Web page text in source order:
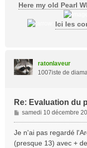
Here my old Pearl
Ici les
ratonlaveur
1007iste de
Re: Evaluation du
M
e
s
samedi 10 décembre
Je n'ai pas regardé
(presque 13) avec +